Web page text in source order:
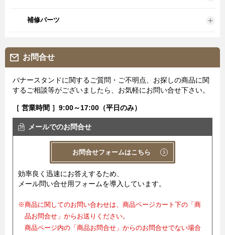
補修パーツ
お問合せ
バナースタンドに関するご質問・ご不明点、お探しの商品に関
するご相談等がございましたら、お気軽にお問い合せ下さい。
［ 営業時間 ］9:00～17:00（平日のみ）
メールでのお問合せ
お問合せフォームはこちら
効率良く迅速にお答えするため、
メール問い合せ用フォームを導入しています。
※商品に関してのお問い合わせは、商品ページカート下の「商
品お問合せ」からお送りください。
商品ページ内の「商品お問合せ」からのお問合せでない場合